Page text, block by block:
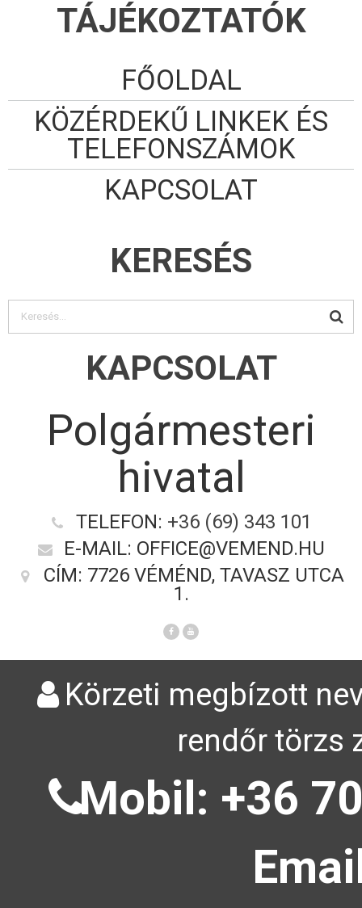
TÁJÉKOZTATÓK
FŐOLDAL
KÖZÉRDEKŰ LINKEK ÉS
TELEFONSZÁMOK
KAPCSOLAT
KERESÉS
KAPCSOLAT
Polgármesteri
hivatal
TELEFON: +36 (69) 343 101
E-MAIL: OFFICE@VEMEND.HU
CÍM: 7726 VÉMÉND, TAVASZ UTCA
1.
Körzeti megbízott
rendőr törzs
Mobil: +36